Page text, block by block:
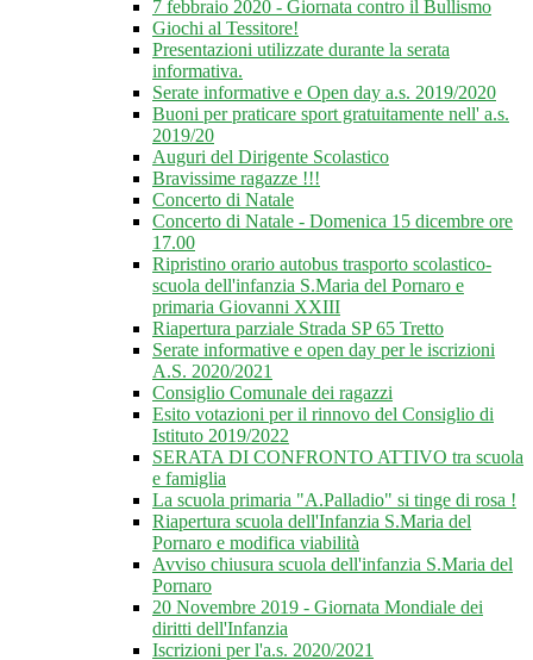
7 febbraio 2020 - Giornata contro il Bullismo
Giochi al Tessitore!
Presentazioni utilizzate durante la serata
informativa.
Serate informative e Open day a.s. 2019/2020
Buoni per praticare sport gratuitamente nell' a.s.
2019/20
Auguri del Dirigente Scolastico
Bravissime ragazze !!!
Concerto di Natale
Concerto di Natale - Domenica 15 dicembre ore
17.00
Ripristino orario autobus trasporto scolastico-
scuola dell'infanzia S.Maria del Pornaro e
primaria Giovanni XXIII
Riapertura parziale Strada SP 65 Tretto
Serate informative e open day per le iscrizioni
A.S. 2020/2021
Consiglio Comunale dei ragazzi
Esito votazioni per il rinnovo del Consiglio di
Istituto 2019/2022
SERATA DI CONFRONTO ATTIVO tra scuola
e famiglia
La scuola primaria "A.Palladio" si tinge di rosa !
Riapertura scuola dell'Infanzia S.Maria del
Pornaro e modifica viabilità
Avviso chiusura scuola dell'infanzia S.Maria del
Pornaro
20 Novembre 2019 - Giornata Mondiale dei
diritti dell'Infanzia
Iscrizioni per l'a.s. 2020/2021